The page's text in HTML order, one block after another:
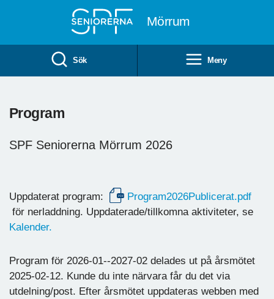
Mörrum
Sök Meny
Program
SPF Seniorerna Mörrum 2026
Uppdaterat program:
Program2026Publicerat.pdf
för nerladdning. Uppdaterade/tillkomna aktiviteter, se
Kalender.
Program för 2026-01--2027-02 delades ut på årsmötet
2025-02-12. Kunde du inte närvara får du det via
utdelning/post. Efter årsmötet uppdateras webben med